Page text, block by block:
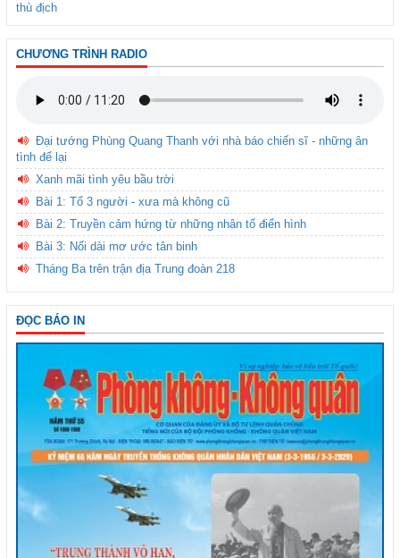
thù địch
CHƯƠNG TRÌNH RADIO
Đại tướng Phùng Quang Thanh với nhà báo chiến sĩ - những ân
tình để lại
Xanh mãi tình yêu bầu trời
Bài 1: Tổ 3 người - xưa mà không cũ
Bài 2: Truyền cảm hứng từ những nhân tố điển hình
Bài 3: Nối dài mơ ước tân binh
Tháng Ba trên trận địa Trung đoàn 218
ĐỌC BÁO IN